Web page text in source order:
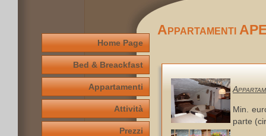
Home Page
Bed & Breackfast
Appartamenti
Attività
Prezzi
Appartamenti
Min.
parte